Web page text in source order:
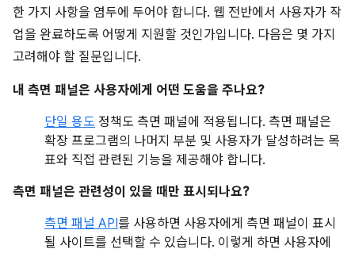
한 가지 사항을 염두에 두어야 합니다. 웹 전반에서 사용자가 작
업을 완료하도록 어떻게 지원할 것인가입니다. 다음은 몇 가지
고려해야 할 질문입니다.
내 측면 패널은 사용자에게 어떤 도움을 주나요?
단일 용도 정책도 측면 패널에 적용됩니다. 측면 패널은
확장 프로그램의 나머지 부분 및 사용자가 달성하려는 목
표와 직접 관련된 기능을 제공해야 합니다.
측면 패널은 관련성이 있을 때만 표시되나요?
측면 패널 API를 사용하면 사용자에게 측면 패널이 표시
될 사이트를 선택할 수 있습니다. 이렇게 하면 사용자에